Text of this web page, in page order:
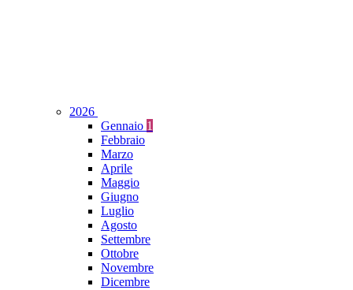
2026
Gennaio 1
Febbraio
Marzo
Aprile
Maggio
Giugno
Luglio
Agosto
Settembre
Ottobre
Novembre
Dicembre